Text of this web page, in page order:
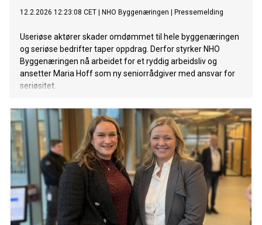
12.2.2026 12:23:08 CET NHO Byggenæringen Pressemelding
Useriøse aktører skader omdømmet til hele byggenæringen
og seriøse bedrifter taper oppdrag. Derfor styrker NHO
Byggenæringen nå arbeidet for et ryddig arbeidsliv og
ansetter Maria Hoff som ny seniorrådgiver med ansvar for
seriøsitet.